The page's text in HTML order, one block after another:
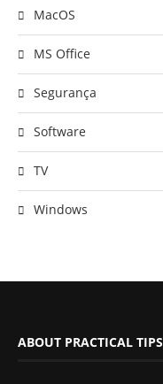
MacOS
MS Office
Segurança
Software
TV
Windows
ABOUT PRACTICAL TIPS